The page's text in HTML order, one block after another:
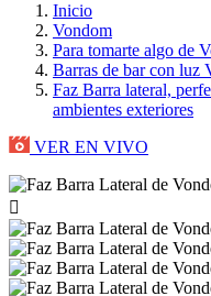
Inicio
Vondom
Para tomarte algo de
Barras de bar con luz
Faz Barra lateral,
ambientes exteriores
VER EN VIVO
